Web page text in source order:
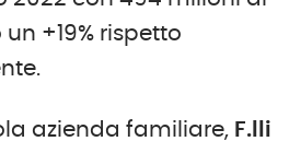
+19% rispetto
azienda familiare, F.lli